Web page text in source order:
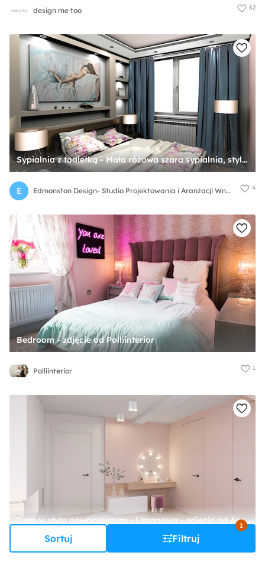
Sortuj Filtruj
1
design me too 62
Sypialnia z toaletką - Mała różowa szara sypialnia, styl nowoczesny - zdjęcie od Edmonston Design- Studio Projektowania i Aranżacji Wnętrz
E Edmonston Design- Studio Projektowania i Aranżacji Wnętrz 4
Bedroom - zdjęcie od Polliinterior
Polliinterior 1
Dom w stylu nowoczesnym - Limanowa - zdjęcie od Archomega Biuro Architektoniczne
Archomega Biuro Architektoniczne